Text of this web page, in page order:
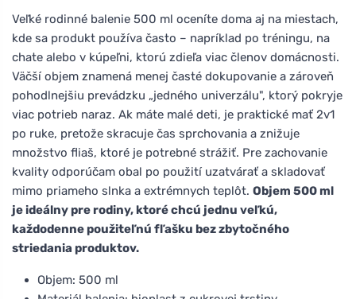
Veľké rodinné balenie 500 ml oceníte doma aj na miestach,
kde sa produkt používa často – napríklad po tréningu, na
chate alebo v kúpeľni, ktorú zdieľa viac členov domácnosti.
Väčší objem znamená menej časté dokupovanie a zároveň
pohodlnejšiu prevádzku „jedného univerzálu", ktorý pokryje
viac potrieb naraz. Ak máte malé deti, je praktické mať 2v1
po ruke, pretože skracuje čas sprchovania a znižuje
množstvo fliaš, ktoré je potrebné strážiť. Pre zachovanie
kvality odporúčam obal po použití uzatvárať a skladovať
mimo priameho slnka a extrémnych teplôt. Objem 500 ml
je ideálny pre rodiny, ktoré chcú jednu veľkú,
každodenne použiteľnú fľašku bez zbytočného
striedania produktov.
Objem: 500 ml